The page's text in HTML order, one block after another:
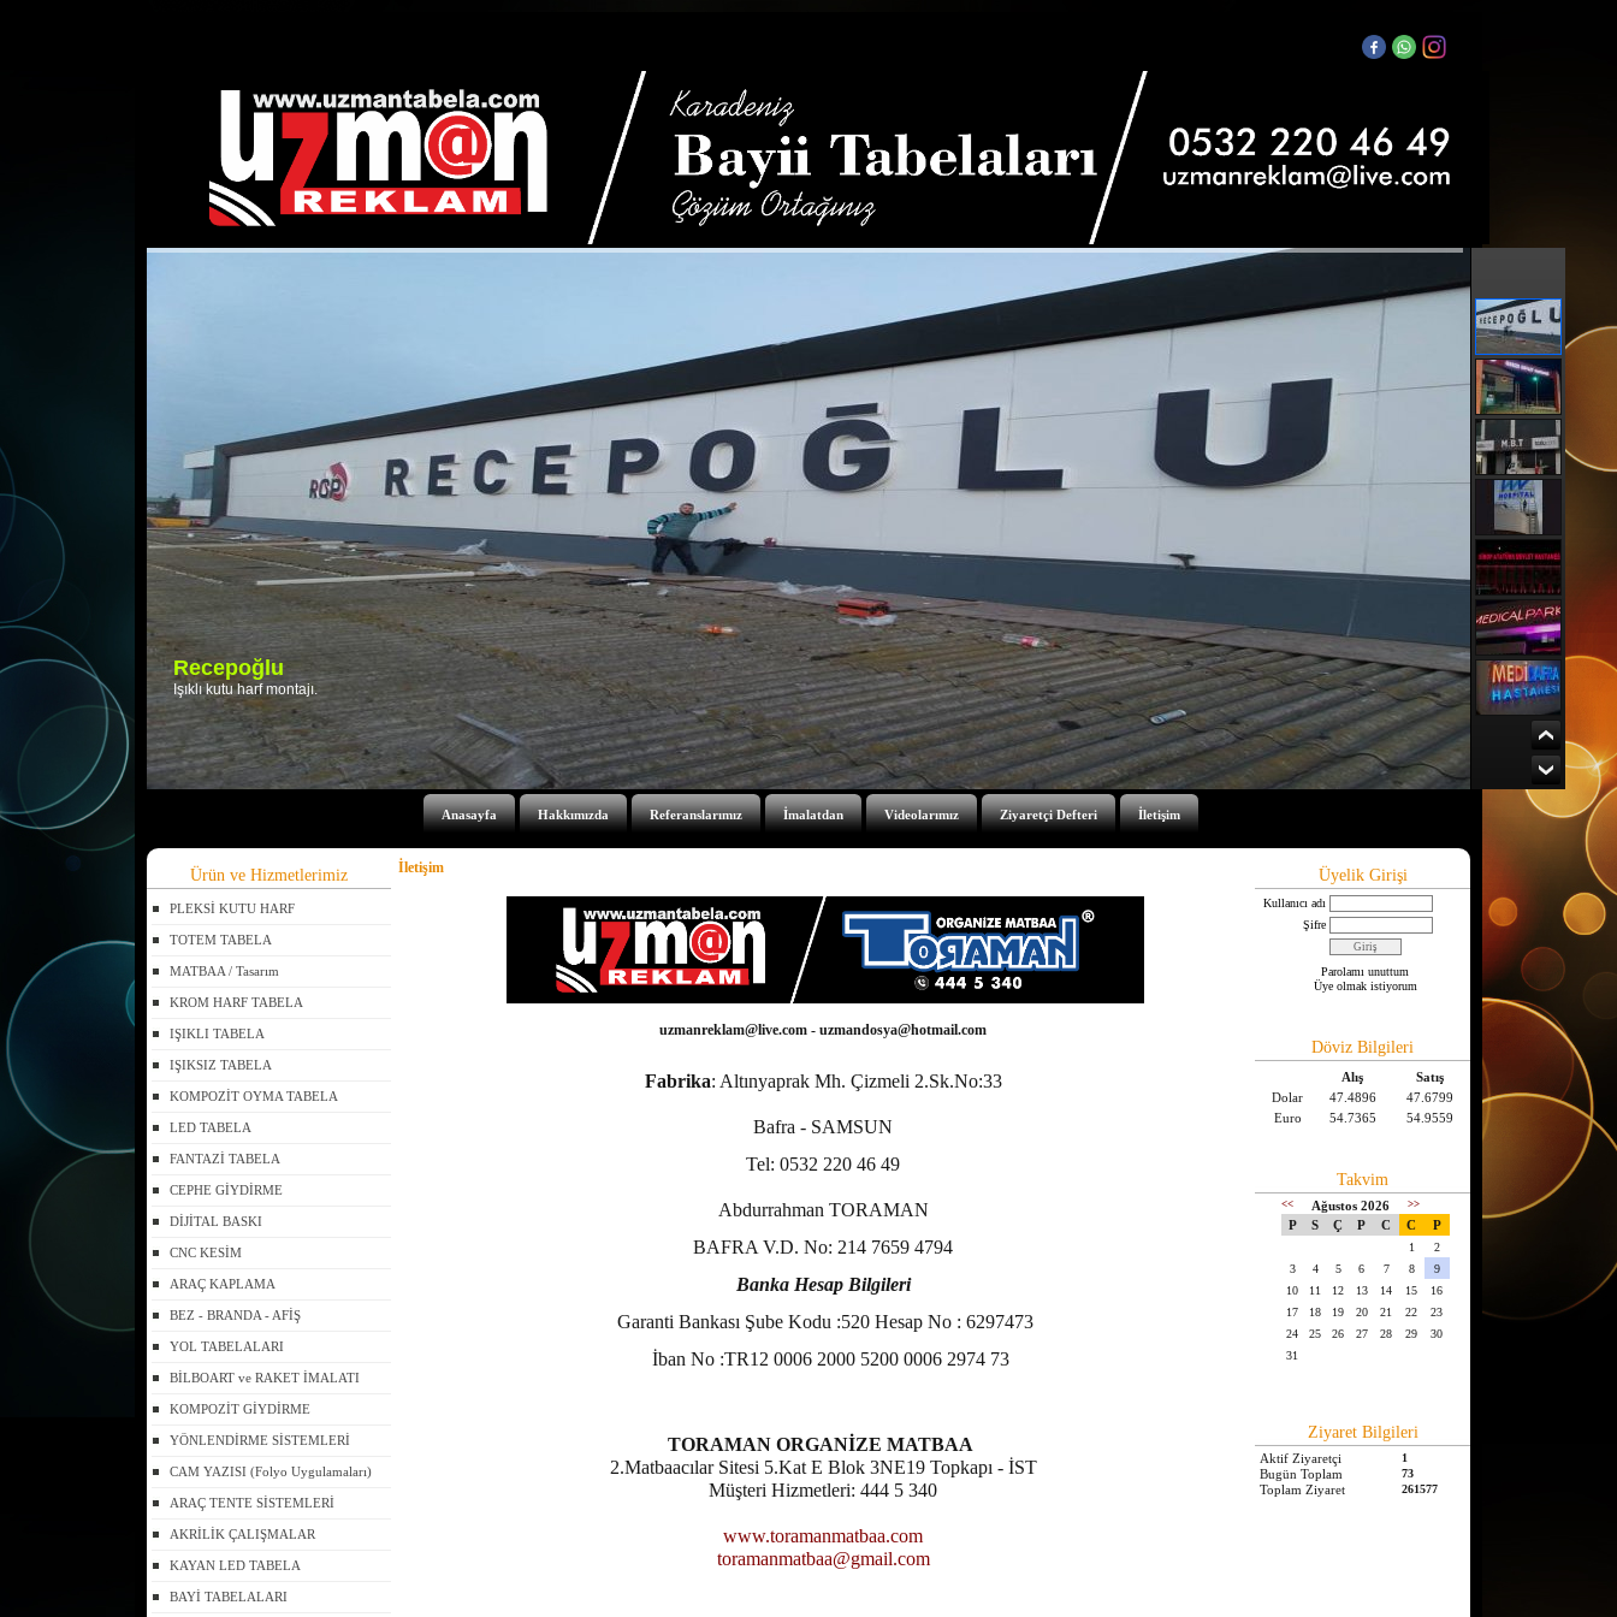
Anasayfa Hakkımızda Referanslarımız İmalatdan Videolarımız Ziyaretçi Defteri İletişim
Ürün ve Hizmetlerimiz
PLEKSİ KUTU HARF
TOTEM TABELA
MATBAA / Tasarım
KROM HARF TABELA
IŞIKLI TABELA
IŞIKSIZ TABELA
KOMPOZİT OYMA TABELA
LED TABELA
FANTAZİ TABELA
CEPHE GİYDİRME
DİJİTAL BASKI
CNC KESİM
ARAÇ KAPLAMA
BEZ - BRANDA - AFİŞ
YOL TABELALARI
BİLBOART ve RAKET İMALATI
KOMPOZİT GİYDİRME
YÖNLENDİRME SİSTEMLERİ
CAM YAZISI (Folyo Uygulamaları)
ARAÇ TENTE SİSTEMLERİ
AKRİLİK ÇALIŞMALAR
KAYAN LED TABELA
BAYİ TABELALARI
İletişim
uzmanreklam@live.com - uzmandosya@hotmail.com
Fabrika: Altınyaprak Mh. Çizmeli 2.Sk.No:33
Bafra - SAMSUN
Tel: 0532 220 46 49
Abdurrahman TORAMAN
BAFRA V.D. No: 214 7659 4794
Banka Hesap Bilgileri
Garanti Bankası Şube Kodu :520 Hesap No : 6297473
İban No :TR12 0006 2000 5200 0006 2974 73
TORAMAN ORGANİZE MATBAA
2.Matbaacılar Sitesi 5.Kat E Blok 3NE19 Topkapı - İST
Müşteri Hizmetleri: 444 5 340
www.toramanmatbaa.com
toramanmatbaa@gmail.com
Üyelik Girişi
Kullanıcı adı
Şifre
Parolamı unuttum
Üye olmak istiyorum
Döviz Bilgileri
Alış
Satış
Dolar
47.4896
47.6799
Euro
54.7365 54.9559
Takvim
<< Ağustos 2026 >>
P S Ç P C C P
1
2
3
4 5 6 7 8
9
10
11 12 13 14 15
16
17
18 19 20 21 22
23
24
25 26 27 28 29
30
31
Ziyaret Bilgileri
Aktif Ziyaretçi 1
Bugün Toplam 73
Toplam Ziyaret 261577